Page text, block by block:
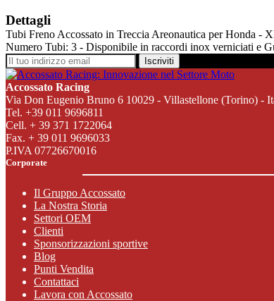
Dettagli
Tubi Freno Accossato in Treccia Areonautica per Honda -
Numero Tubi: 3 - Disponibile in raccordi inox verniciati e
Iscriviti
Accossato Racing
Via Don Eugenio Bruno 6 10029 - Villastellone (Torino) -
Tel. +39 011 9696811
Cell. + 39 371 1722064
Fax. + 39 011 9696033
P.IVA 07726670016
Corporate
Il Gruppo Accossato
La Nostra Storia
Settori OEM
Clienti
Sponsorizzazioni sportive
Blog
Punti Vendita
Contattaci
Lavora con Accossato